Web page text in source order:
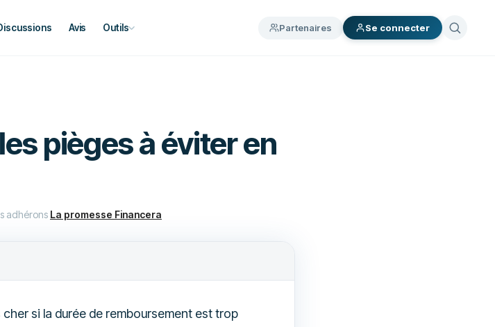
Avis Outils Partenaires Se connecter
pièges à éviter en
adhérons La promesse Financera
si la durée de remboursement est trop